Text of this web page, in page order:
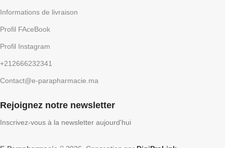
Informations de livraison
Profil FAceBook
Profil Instagram
+212666232341
Contact@e-parapharmacie.ma
Rejoignez notre newsletter
Inscrivez-vous à la newsletter aujourd'hui